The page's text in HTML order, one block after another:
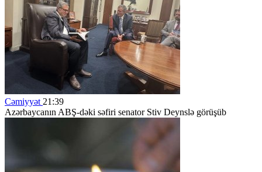
Cəmiyyət 21:39
Azərbaycanın ABŞ-dəki səfiri senator Stiv Deynslə görüşüb